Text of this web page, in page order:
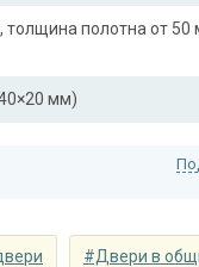
толщина полотна от 50
мм)
#Двери в